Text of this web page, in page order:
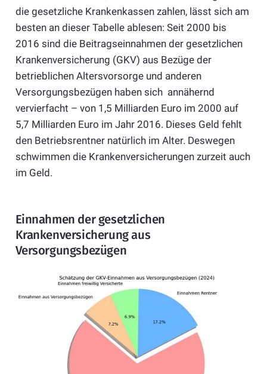
die gesetzliche Krankenkassen zahlen, lässt sich am
besten an dieser Tabelle ablesen: Seit 2000 bis
2016 sind die Beitragseinnahmen der gesetzlichen
Krankenversicherung (GKV) aus Bezüge der
betrieblichen Altersvorsorge und anderen
Versorgungsbezügen haben sich annähernd
vervierfacht – von 1,5 Milliarden Euro im 2000 auf
5,7 Milliarden Euro im Jahr 2016. Dieses Geld fehlt
den Betriebsrentner natürlich im Alter. Deswegen
schwimmen die Krankenversicherungen zurzeit auch
im Geld.
Einnahmen der gesetzlichen
Krankenversicherung aus
Versorgungsbezügen